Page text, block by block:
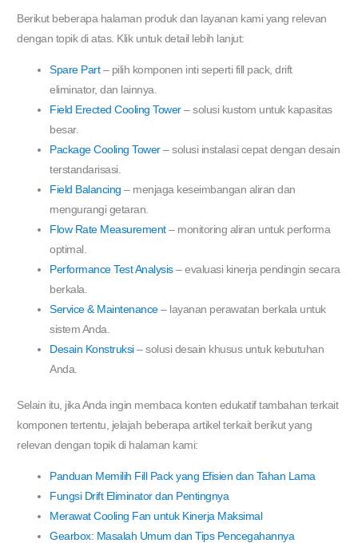
Berikut beberapa halaman produk dan layanan kami yang relevan
dengan topik di atas. Klik untuk detail lebih lanjut:
Spare Part– pilih komponen inti seperti fill pack, drift
eliminator, dan lainnya.
Field Erected Cooling Tower– solusi kustom untuk kapasitas
besar.
Package Cooling Tower– solusi instalasi cepat dengan desain
terstandarisasi.
Field Balancing – menjaga keseimbangan aliran dan
mengurangi getaran.
Flow Rate Measurement– monitoring aliran untuk performa
optimal.
Performance Test Analysis– evaluasi kinerja pendingin secara
berkala.
Service & Maintenance– layanan perawatan berkala untuk
sistem Anda.
Desain Konstruksi– solusi desain khusus untuk kebutuhan
Anda.
Selain itu, jika Anda ingin membaca konten edukatif tambahan terkait
komponen tertentu, jelajah beberapa artikel terkait berikut yang
relevan dengan topik di halaman kami:
Panduan Memilih Fill Pack yang Efisien dan Tahan Lama
Fungsi Drift Eliminator dan Pentingnya
Merawat Cooling Fan untuk Kinerja Maksimal
Gearbox: Masalah Umum dan Tips Pencegahannya